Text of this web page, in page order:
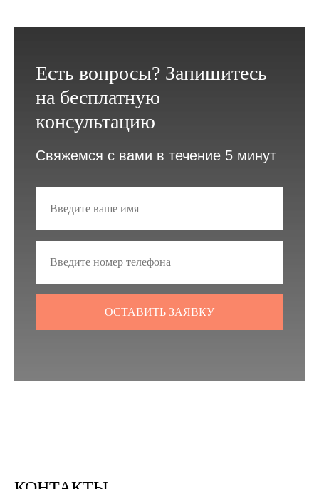
Есть вопросы? Запишитесь
на бесплатную
консультацию
Свяжемся с вами в течение 5 минут
ОСТАВИТЬ ЗАЯВКУ